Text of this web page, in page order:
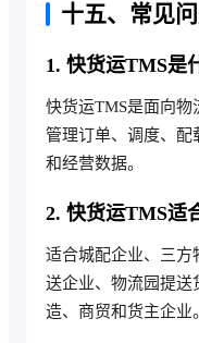
十五、常见
1. 快货运TMS是
快货运TMS是面向
管理订单、调度、配
和经营数据。
2. 快货运TMS适
适合城配企业、三方
送企业、物流园提送
造、商贸和货主企业。